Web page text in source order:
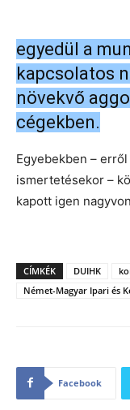
egyedül a
kapcsolatos
növekvő
cégekben.
Egyebekben –
ismertetésekor –
kapott igen
CÍMKÉK DUIHK
Német-Magyar Ipari és
Facebook